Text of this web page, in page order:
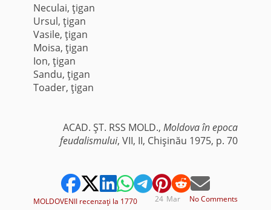
Neculai, ţigan
Ursul, ţigan
Vasile, ţigan
Moisa, ţigan
Ion, ţigan
Sandu, ţigan
Toader, ţigan
ACAD. ŞT. RSS MOLD.,Moldova în epoca
feudalismului, VII, II, Chişinău 1975, p. 70
MOLDOVENII recenzaţi la 1770 No Comments
Mar
24